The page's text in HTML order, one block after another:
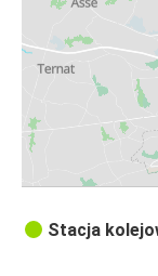
Stacja